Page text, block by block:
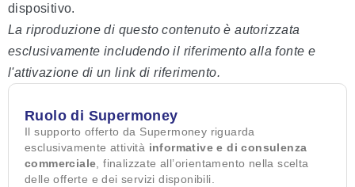
dispositivo.
La riproduzione di questo contenuto è autorizzata
esclusivamente includendo il riferimento alla fonte e
l'attivazione di un link di riferimento.
Ruolo di Supermoney
Il supporto offerto da Supermoney riguarda
esclusivamente attività informative e di consulenza
commerciale , finalizzate all’orientamento nella scelta
delle offerte e dei servizi disponibili.